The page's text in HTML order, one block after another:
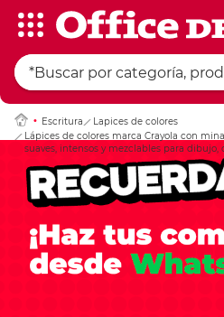
Escritura
Lapices de colores
Lápices de colores marca Crayola con
suaves, intensos y mezclables para dibujo,